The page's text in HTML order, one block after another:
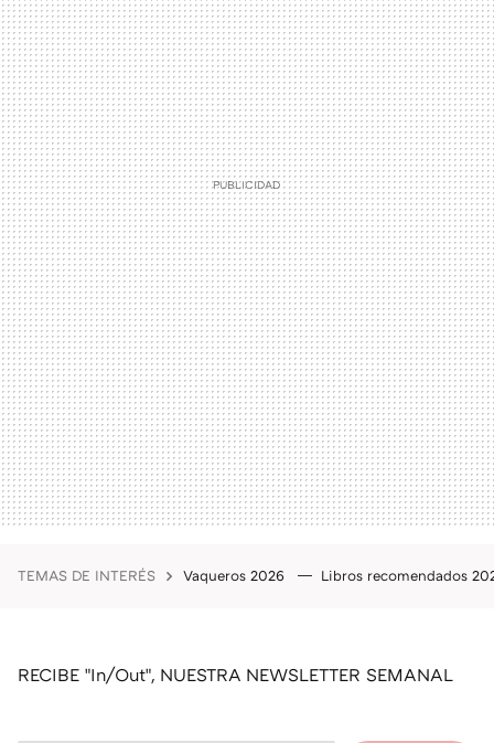
TEMAS DE INTERÉS Vaqueros 2026 Libros recomendados
RECIBE "In/Out", NUESTRA NEWSLETTER SEMANAL